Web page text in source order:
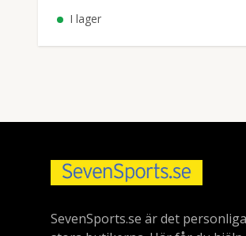
I lager
SevenSports.se är det